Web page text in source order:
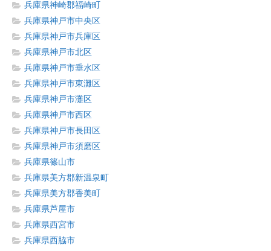
兵庫県神崎郡福崎町
兵庫県神戸市中央区
兵庫県神戸市兵庫区
兵庫県神戸市北区
兵庫県神戸市垂水区
兵庫県神戸市東灘区
兵庫県神戸市灘区
兵庫県神戸市西区
兵庫県神戸市長田区
兵庫県神戸市須磨区
兵庫県篠山市
兵庫県美方郡新温泉町
兵庫県美方郡香美町
兵庫県芦屋市
兵庫県西宮市
兵庫県西脇市